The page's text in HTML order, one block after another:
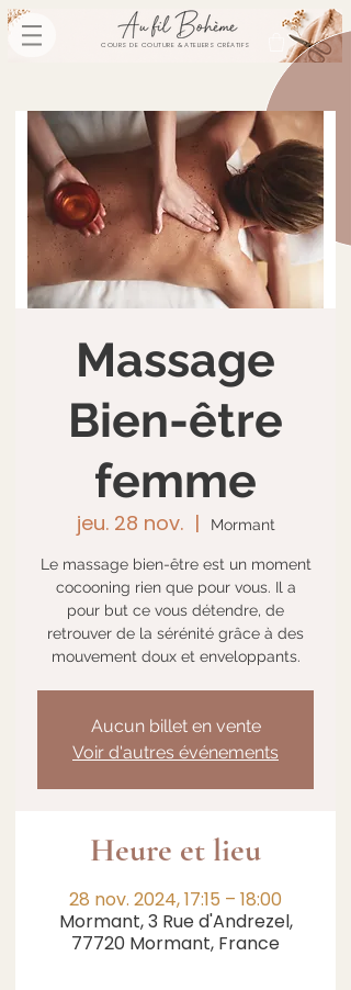
COURS DE COUTURE & ATELIERS CRÉATIFS
Massage
Bien-être
femme
jeu. 28 nov.
  |
Mormant
Le massage bien-être est un moment
cocooning rien que pour vous. Il a
pour but ce vous détendre, de
retrouver de la sérénité grâce à des
mouvement doux et enveloppants.
Aucun billet en vente
Voir d'autres événements
Heure et lieu
28 nov. 2024, 17:15 – 18:00
Mormant, 3 Rue d'Andrezel,
77720 Mormant, France